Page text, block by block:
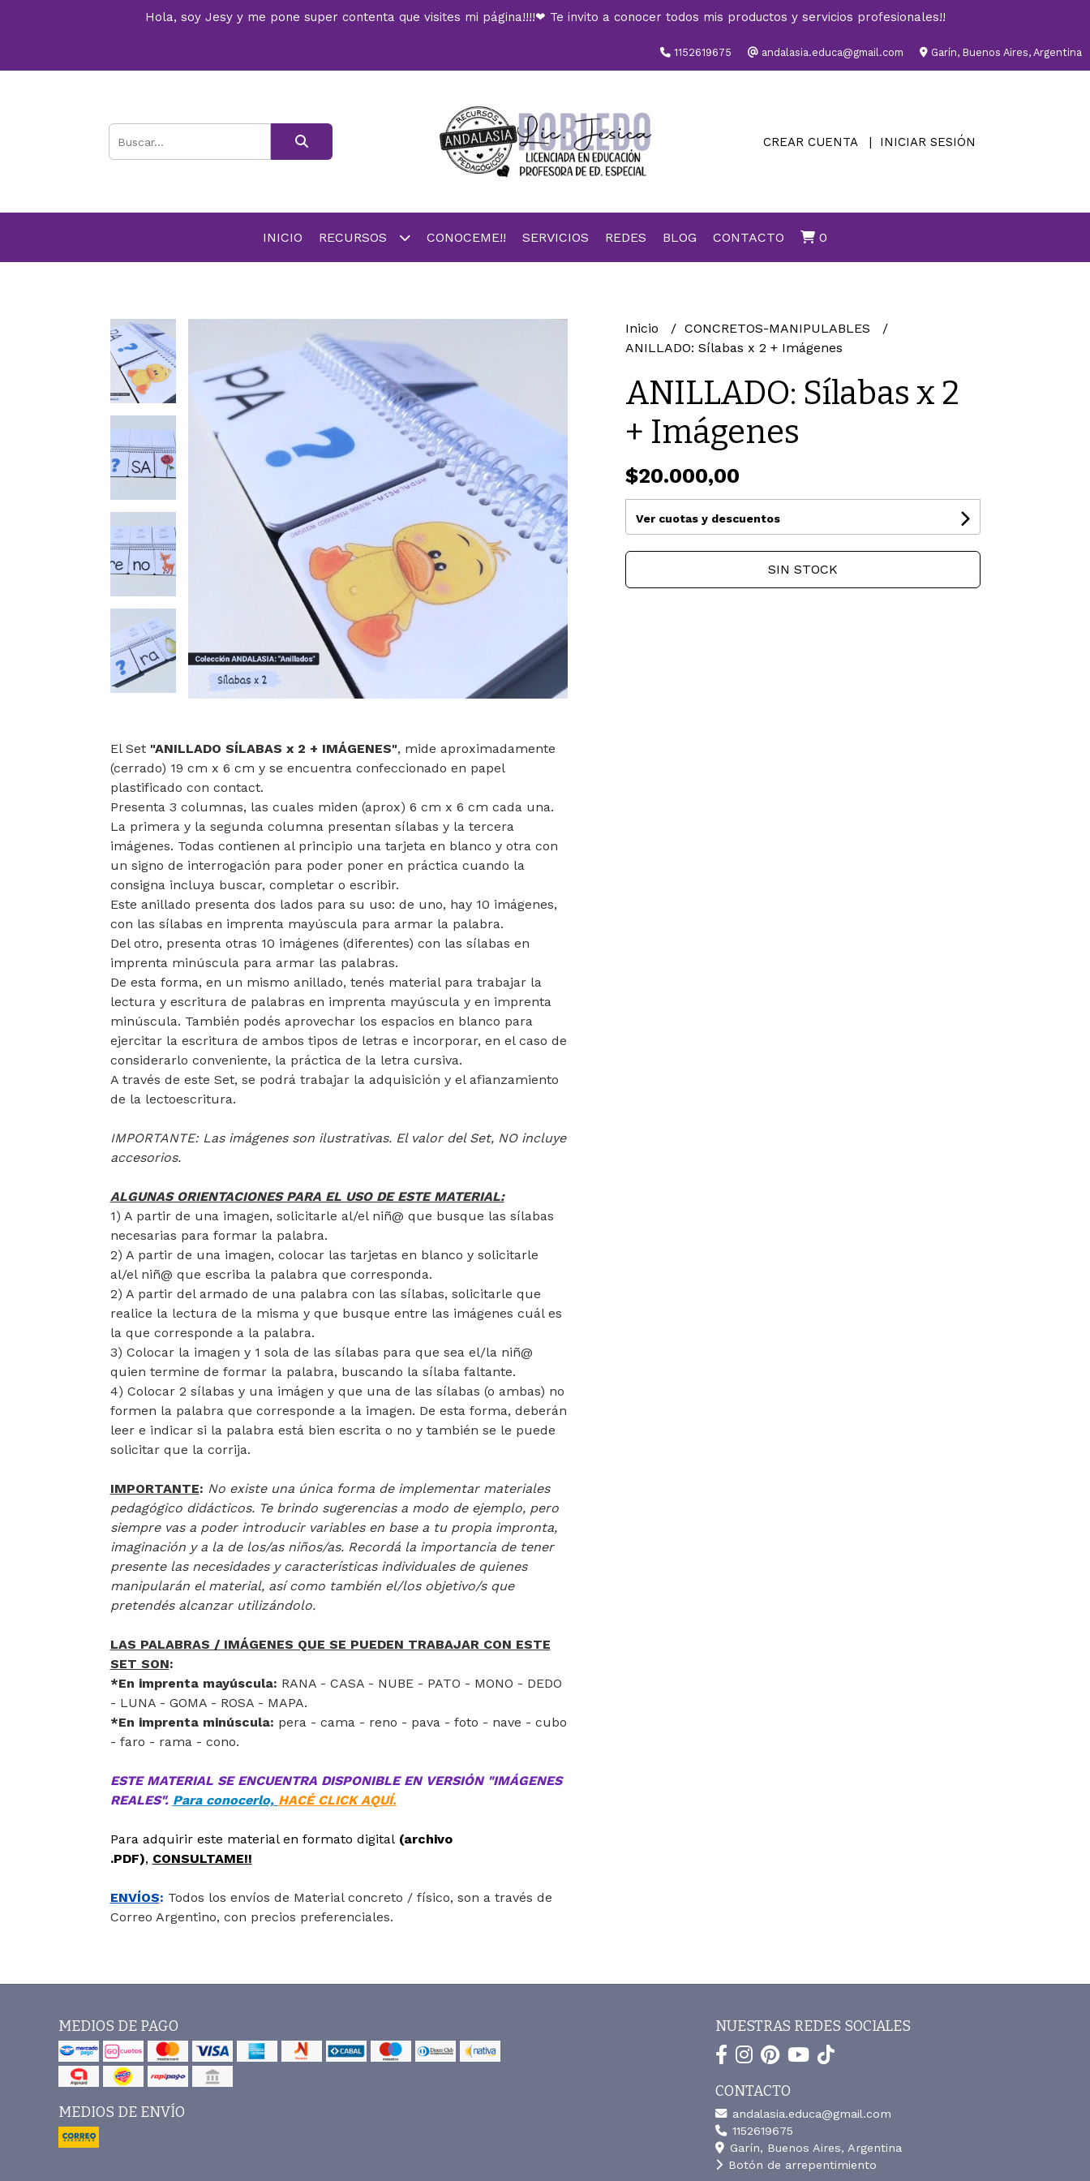
Hola, soy Jesy y me pone super contenta que visites mi página!!!!❤ Te invito a conocer todos mis productos y servicios profesionales!!
1152619675 andalasia.educa@gmail.com Garín, Buenos Aires, Argentina
CREAR CUENTA INICIAR SESIÓN
INICIO RECURSOS CONOCEME!! SERVICIOS REDES BLOG CONTACTO 0
El Set "ANILLADO SÍLABAS x 2 + IMÁGENES", mide aproximadamente
(cerrado) 19 cm x 6 cm y se encuentra confeccionado en papel
plastificado con contact.
Presenta 3 columnas, las cuales miden (aprox) 6 cm x 6 cm cada una.
La primera y la segunda columna presentan sílabas y la tercera
imágenes. Todas contienen al principio una tarjeta en blanco y otra con
un signo de interrogación para poder poner en práctica cuando la
consigna incluya buscar, completar o escribir.
Este anillado presenta dos lados para su uso: de uno, hay 10 imágenes,
con las sílabas en imprenta mayúscula para armar la palabra.
Del otro, presenta otras 10 imágenes (diferentes) con las sílabas en
imprenta minúscula para armar las palabras.
De esta forma, en un mismo anillado, tenés material para trabajar la
lectura y escritura de palabras en imprenta mayúscula y en imprenta
minúscula. También podés aprovechar los espacios en blanco para
ejercitar la escritura de ambos tipos de letras e incorporar, en el caso de
considerarlo conveniente, la práctica de la letra cursiva.
A través de este Set, se podrá trabajar la adquisición y el afianzamiento
de la lectoescritura.
IMPORTANTE: Las imágenes son ilustrativas. El valor del Set, NO incluye
accesorios.
ALGUNAS ORIENTACIONES PARA EL USO DE ESTE MATERIAL:
1) A partir de una imagen, solicitarle al/el niñ@ que busque las sílabas
necesarias para formar la palabra.
2) A partir de una imagen, colocar las tarjetas en blanco y solicitarle
al/el niñ@ que escriba la palabra que corresponda.
2) A partir del armado de una palabra con las sílabas, solicitarle que
realice la lectura de la misma y que busque entre las imágenes cuál es
la que corresponde a la palabra.
3) Colocar la imagen y 1 sola de las sílabas para que sea el/la niñ@
quien termine de formar la palabra, buscando la sílaba faltante.
4) Colocar 2 sílabas y una imágen y que una de las sílabas (o ambas) no
formen la palabra que corresponde a la imagen. De esta forma, deberán
leer e indicar si la palabra está bien escrita o no y también se le puede
solicitar que la corrija.
IMPORTANTE: No existe una única forma de implementar materiales
pedagógico didácticos. Te brindo sugerencias a modo de ejemplo, pero
siempre vas a poder introducir variables en base a tu propia impronta,
imaginación y a la de los/as niños/as. Recordá la importancia de tener
presente las necesidades y características individuales de quienes
manipularán el material, así como también el/los objetivo/s que
pretendés alcanzar utilizándolo.
LAS PALABRAS / IMÁGENES QUE SE PUEDEN TRABAJAR CON ESTE
SET SON:
*En imprenta mayúscula: RANA - CASA - NUBE - PATO - MONO - DEDO
- LUNA - GOMA - ROSA - MAPA.
*En imprenta minúscula: pera - cama - reno - pava - foto - nave - cubo
- faro - rama - cono.
ESTE MATERIAL SE ENCUENTRA DISPONIBLE EN VERSIÓN "IMÁGENES
REALES". Para conocerlo, HACÉ CLICK AQUÍ.
Para adquirir este material en formato digital (archivo
.PDF), CONSULTAME!!
ENVÍOS: Todos los envíos de Material concreto / físico, son a través de
Correo Argentino, con precios preferenciales.
Inicio
CONCRETOS-MANIPULABLES
ANILLADO: Sílabas x 2 + Imágenes
ANILLADO: Sílabas x 2
+ Imágenes
$20.000,00
Ver cuotas y descuentos
SIN STOCK
MEDIOS DE PAGO
MEDIOS DE ENVÍO
NUESTRAS REDES SOCIALES
CONTACTO
andalasia.educa@gmail.com
1152619675
Garín, Buenos Aires, Argentina
Botón de arrepentimiento